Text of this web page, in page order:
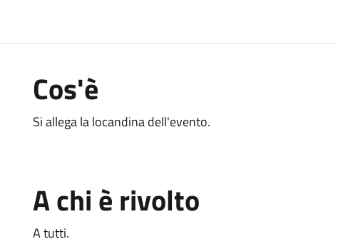
Cos'è
Si allega la locandina dell'evento.
A chi è rivolto
A tutti.